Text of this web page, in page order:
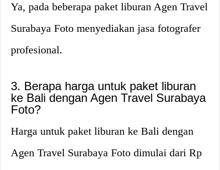
Ya, pada beberapa paket liburan Agen Travel
Surabaya Foto menyediakan jasa fotografer
profesional.
3. Berapa harga untuk paket liburan
ke Bali dengan Agen Travel Surabaya
Foto?
Harga untuk paket liburan ke Bali dengan
Agen Travel Surabaya Foto dimulai dari Rp